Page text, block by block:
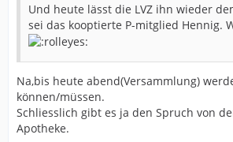
Und heute lässt die LVZ ihn wieder
sei das kooptierte P-mitglied Hennig.
Na,bis heute abend(Versammlung)
können/müssen.
Schliesslich gibt es ja den Spruch von
Apotheke.